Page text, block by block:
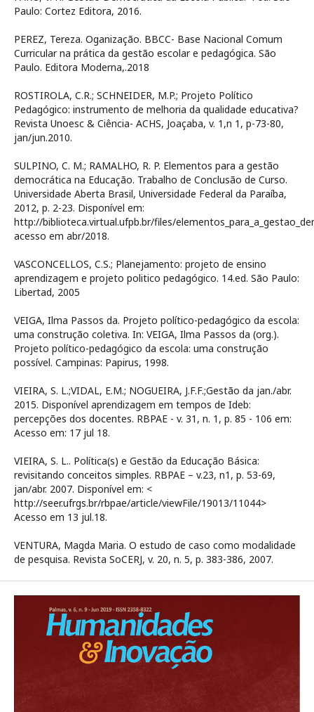
Paulo: Cortez Editora, 2016.
PEREZ, Tereza. Oganização. BBCC- Base Nacional Comum
Curricular na prática da gestão escolar e pedagógica. São
Paulo. Editora Moderna,.2018
ROSTIROLA, C.R.; SCHNEIDER, M.P.; Projeto Político
Pedagógico: instrumento de melhoria da qualidade educativa?
Revista Unoesc & Ciência- ACHS, Joaçaba, v. 1,n 1, p-73-80,
jan/jun.2010.
SULPINO, C. M.; RAMALHO, R. P. Elementos para a gestão
democrática na Educação. Trabalho de Conclusão de Curso.
Universidade Aberta Brasil, Universidade Federal da Paraíba,
2012, p. 2-23. Disponível em:
http://biblioteca.virtual.ufpb.br/files/
acesso em abr/2018.
VASCONCELLOS, C.S.; Planejamento: projeto de ensino
aprendizagem e projeto politico pedagógico. 14.ed. São Paulo:
Libertad, 2005
VEIGA, Ilma Passos da. Projeto político-pedagógico da escola:
uma construção coletiva. In: VEIGA, Ilma Passos da (org.).
Projeto político-pedagógico da escola: uma construção
possível. Campinas: Papirus, 1998.
VIEIRA, S. L.;VIDAL, E.M.; NOGUEIRA, J.F.F.;Gestão da jan./abr.
2015. Disponível aprendizagem em tempos de Ideb:
percepções dos docentes. RBPAE - v. 31, n. 1, p. 85 - 106 em:
Acesso em: 17 jul 18.
VIEIRA, S. L.. Política(s) e Gestão da Educação Básica:
revisitando conceitos simples. RBPAE – v.23, n1, p. 53-69,
jan/abr. 2007. Disponível em: <
http://seer.ufrgs.br/rbpae/article/viewFile/19013/11044>
Acesso em 13 jul.18.
VENTURA, Magda Maria. O estudo de caso como modalidade
de pesquisa. Revista SoCERJ, v. 20, n. 5, p. 383-386, 2007.